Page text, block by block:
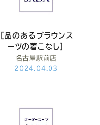
［品のあるブラウンス
ーツの着こなし］
名古屋駅前店
2024.04.03